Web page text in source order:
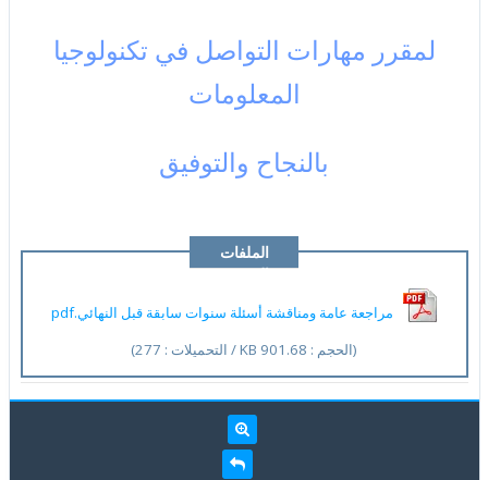
لمقرر مهارات التواصل في تكنولوجيا
المعلومات
بالنجاح والتوفيق
الملفات
المرفقة
مراجعة عامة ومناقشة أسئلة سنوات سابقة قبل النهائي.pdf
(الحجم : 901.68 KB / التحميلات : 277)